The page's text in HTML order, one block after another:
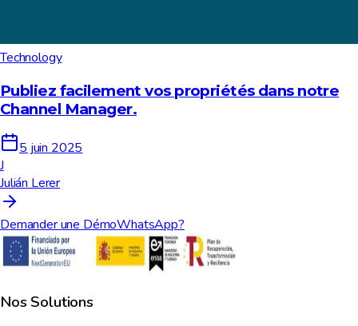
Technology
Publiez facilement vos propriétés dans notre
Channel Manager.
5 juin 2025
J
Julián Lerer
Demander une DémoWhatsApp?
Nos Solutions